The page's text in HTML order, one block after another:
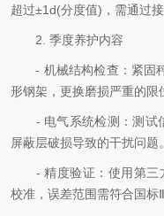
超过±1d(分度值)，需通过
2. 季度养护内容
- 机械结构检查：紧固秤
形钢架，更换磨损严重的限
- 电气系统检测：测试信
屏蔽层破损导致的干扰问题。
- 精度验证：使用第三
校准，误差范围需符合国标